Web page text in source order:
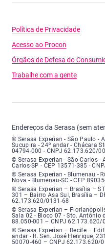
Política de Privacidade
Acesso ao Procon
Órgãos de Defesa do
Trabalhe com a gente
Endereços da Serasa (sem
Serasa Experian - São Paulo -
© Serasa Experian - São Paulo -
Sucupira - 24º andar - Chácara
04794-000 - CNPJ 62.173.620/
Serasa Experian - São Carlos -
© Serasa Experian - São Carlos -
Carlos-SP - CEP 13571-385 -
Serasa Experian - Blumenau -
© Serasa Experian - Blumenau -
Nova - Blumenau-SC - CEP
Serasa Experian - Brasília,
© Serasa Experian – Brasília –
301 – Bairro Asa Sul, Brasília –
62.173.620/0131-68
Serasa Experian - Florianópolis,
© Serasa Experian –
Sala 02 - Bloco 07 - Sto. Antônio
88.050-001 – CNPJ 62.173.620/
Serasa Experian - Recife,
© Serasa Experian – Recife –
andar - R. Sen. José Henrique,
50070-460 – CNPJ 62.173.620/